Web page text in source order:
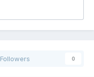
Followers 0